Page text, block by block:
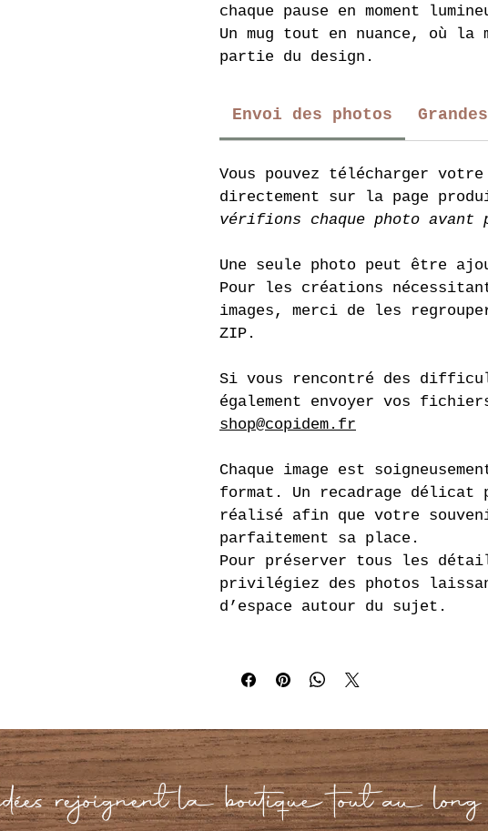
chaque pause en moment
Un mug tout en nuance, où
partie du design.
Envoi des photos
Vous pouvez télécharger
directement sur la page
vérifions chaque photo avant
Une seule photo peut être
Pour les créations
images, merci de les
ZIP.
Si vous rencontré des
également envoyer vos
shop@copidem.fr
Chaque image est
format. Un recadrage délicat
réalisé afin que votre
parfaitement sa place.
Pour préserver tous les
privilégiez des photos
d’espace autour du sujet.
rejoignent la boutique tout au long